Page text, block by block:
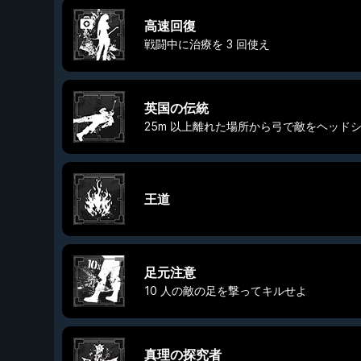
高速回復
戦闘中に治療を 3 回使え
英国の伝統
25m 以上離れた場所から弓で敵をヘッド
王道
足元注意
10 人の敵の足を撃ってキルせよ
真理の探究者